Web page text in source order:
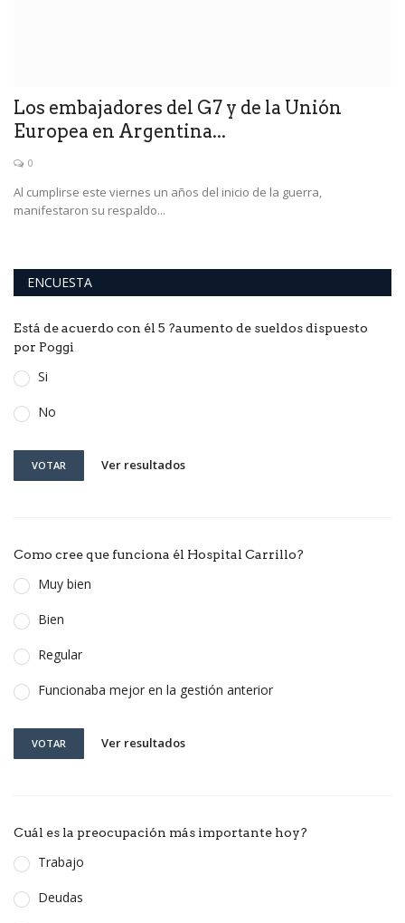
Los embajadores del G7 y de la Unión
Europea en Argentina...
0
Al cumplirse este viernes un años del inicio de la guerra,
manifestaron su respaldo...
ENCUESTA
Está de acuerdo con él 5 ?aumento de sueldos dispuesto
por Poggi
Si
No
VOTAR Ver resultados
Como cree que funciona él Hospital Carrillo?
Muy bien
Bien
Regular
Funcionaba mejor en la gestión anterior
VOTAR Ver resultados
Cuál es la preocupación más importante hoy?
Trabajo
Deudas